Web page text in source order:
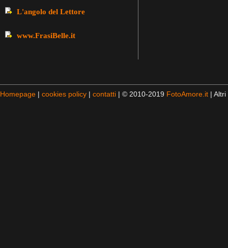
L'angolo del Lettore
www.FrasiBelle.it
Homepage | cookies policy | contatti | © 2010-2019 FotoAmore.it |